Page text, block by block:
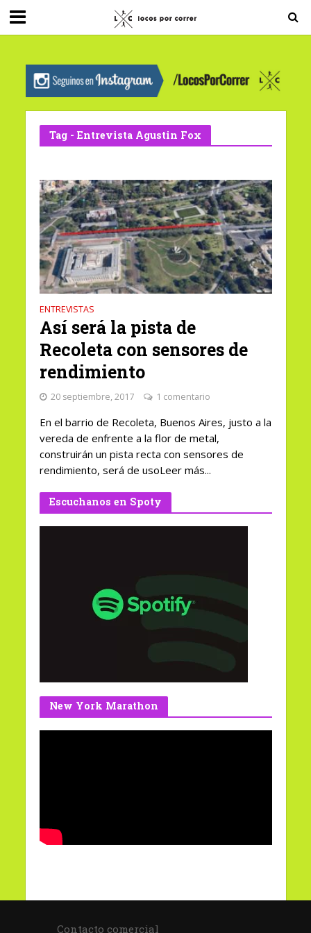
G-0X2PD3RFLV
Tag - Entrevista Agustin Fox
ENTREVISTAS
Así será la pista de
Recoleta con sensores de
rendimiento
20 septiembre, 2017 1 comentario
En el barrio de Recoleta, Buenos Aires, justo a la
vereda de enfrente a la flor de metal,
construirán un pista recta con sensores de
rendimiento, será de usoLeer más...
Escuchanos en Spoty
New York Marathon
Contacto comercial